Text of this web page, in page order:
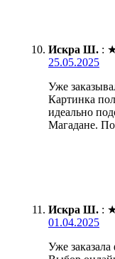
Искра Ш. :
25.05.2025
Уже
Картинка
идеально
Магадане.
Искра Ш. :
01.04.2025
Уже